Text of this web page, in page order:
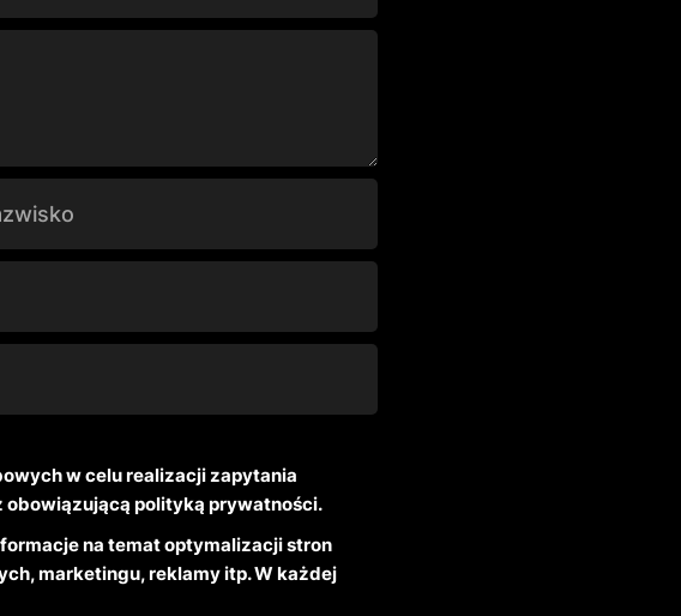
w celu realizacji zapytania
obowiązującą polityką prywatności.
na temat optymalizacji stron
marketingu, reklamy itp. W każdej